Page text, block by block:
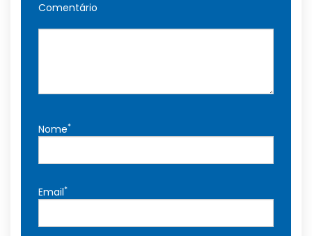
Comentário
Nome*
Email*